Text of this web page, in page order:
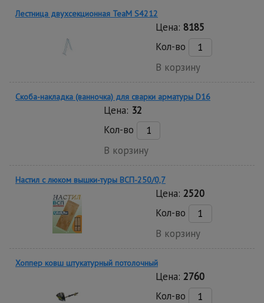
Лестница двухсекционная TeaM S4212
Цена: 8185
Кол-во
В корзину
Скоба-накладка (ванночка) для сварки арматуры D16
Цена: 32
Кол-во
В корзину
Настил с люком вышки-туры ВСП-250/0,7
Цена: 2520
Кол-во
В корзину
Хоппер ковш штукатурный потолочный
Цена: 2760
Кол-во